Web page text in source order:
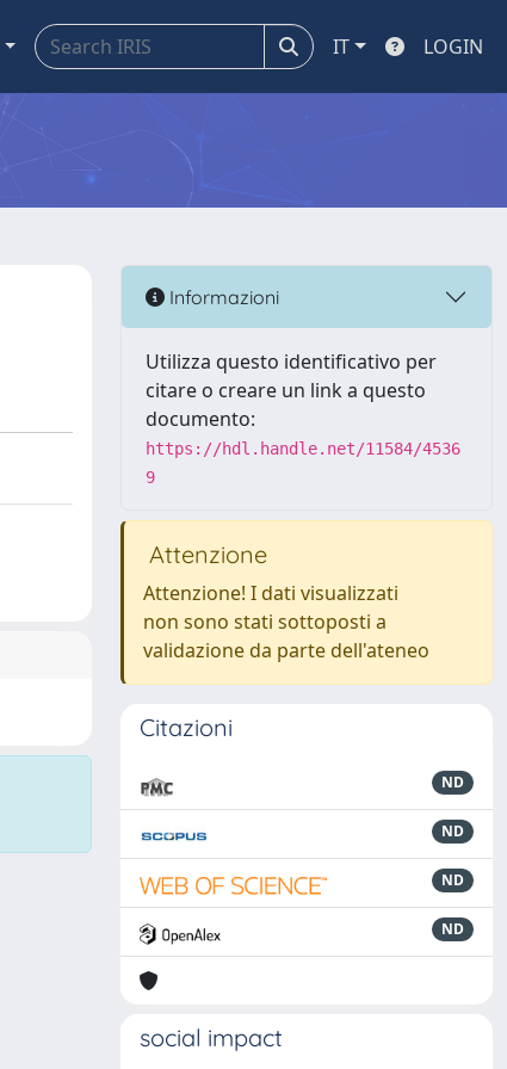
IT LOGIN
Informazioni
Utilizza questo identificativo per
citare o creare un link a questo
documento:
https://hdl.handle.net/11584/4536
9
Attenzione
Attenzione! I dati visualizzati
non sono stati sottoposti a
validazione da parte dell'ateneo
Citazioni
ND
ND
ND
ND
social impact